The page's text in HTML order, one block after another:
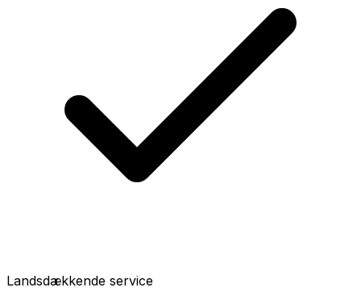
Landsdækkende service